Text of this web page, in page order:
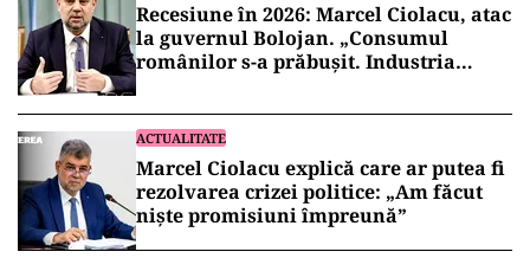
Recesiune în 2026: Marcel Ciolacu, atac
la guvernul Bolojan. „Consumul
românilor s-a prăbușit. Industria
ACTUALITATE
Marcel Ciolacu explică care ar putea fi
rezolvarea crizei politice: „Am făcut
nişte promisiuni împreună”